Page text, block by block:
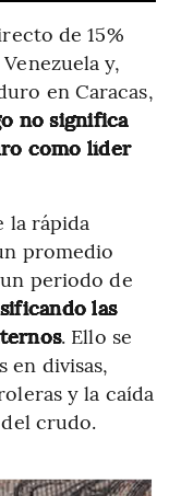
de 15%
y,
en Caracas,
no significa
como líder
la rápida
promedio
periodo de
las
. Ello se
en divisas,
y la caída
crudo.